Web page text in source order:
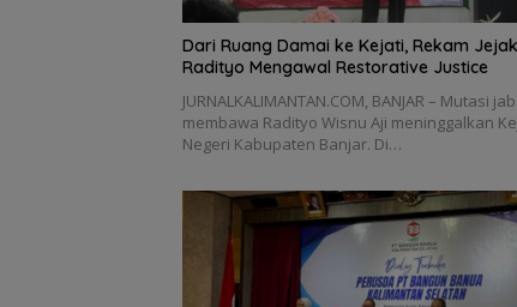
Dari Ruang Damai ke Kejati, Rekam Jejak
Radityo Mengawal Restorative Justice
JURNALKALIMANTAN.COM, BANJAR – Mutasi
membawa Radityo Wisnu Aji meninggalkan
Negeri Kabupaten Banjar. Di…